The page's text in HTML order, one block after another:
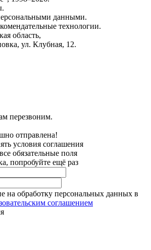
данными.
технологии.
область,
ул. Клубная, 12.
перезвоним.
отправлена!
условия соглашения
обязательные поля
попробуйте ещё раз
на обработку персональных данных в
соглашением